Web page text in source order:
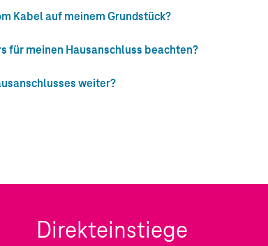
Kabel auf meinem Grundstück?
für meinen Hausanschluss beachten?
weiter?
Direkteinstiege